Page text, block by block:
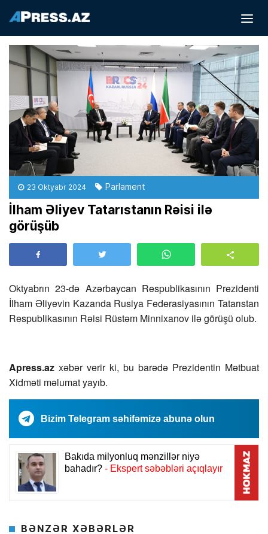
23 Oktyabr 2024 Parlament
İlham Əliyev Tatarıstanın Rəisi ilə
görüşüb
Oktyabrın 23-də Azərbaycan Respublikasının Prezidenti
İlham Əliyevin Kazanda Rusiya Federasiyasının Tatarıstan
Respublikasının Rəisi Rüstəm Minnixanov ilə görüşü olub.
Apress.az xəbər verir ki, bu barədə Prezidentin Mətbuat
Xidməti məlumat yayıb.
Bizim Telegram səhifəmizə abunə olun
BƏNZƏR XƏBƏRLƏR